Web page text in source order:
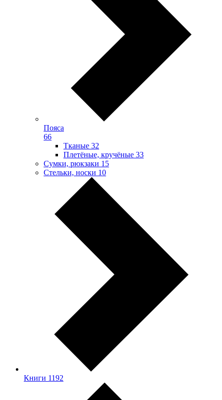
Пояса
66
Тканые 32
Плетёные, кручёные 33
Сумки, рюкзаки 15
Стельки, носки 10
Книги 1192